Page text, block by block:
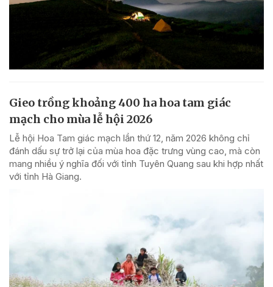
Gieo trồng khoảng 400 ha hoa tam giác
mạch cho mùa lễ hội 2026
Lễ hội Hoa Tam giác mạch lần thứ 12, năm 2026 không chỉ
đánh dấu sự trở lại của mùa hoa đặc trưng vùng cao, mà còn
mang nhiều ý nghĩa đối với tỉnh Tuyên Quang sau khi hợp nhất
với tỉnh Hà Giang.